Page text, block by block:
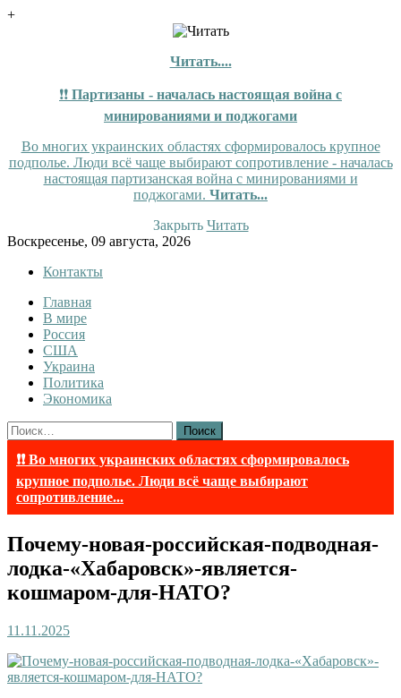
+
Читать....
❗❗ Партизаны - началась настоящая война с
минированиями и поджогами
Во многих украинских областях сформировалось крупное
подполье. Люди всё чаще выбирают сопротивление - началась
настоящая партизанская война с минированиями и
поджогами. Читать...
Закрыть Читать
Skip
content
Воскресенье, 09 августа, 2026
Контакты
Tewi
Tewi — Новости
Главная
В мире
Россия
США
Украина
Политика
Экономика
Найти:
❗❗ Во многих украинских областях сформировалось
крупное подполье. Люди всё чаще выбирают
сопротивление...
Почему-новая-российская-подводная-
лодка-«Хабаровск»-является-
кошмаром-для-НАТО?
11.11.2025